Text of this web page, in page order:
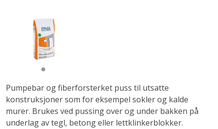
Pumpebar og fiberforsterket puss til utsatte
konstruksjoner som for eksempel sokler og kalde
murer. Brukes ved pussing over og under bakken på
underlag av tegl, betong eller lettklinkerblokker.